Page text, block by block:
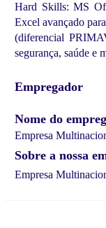
Hard Skills: MS
Excel avançado
(diferencial
segurança, saúde e
Empregador
Nome do
Empresa
Sobre a nossa
Empresa